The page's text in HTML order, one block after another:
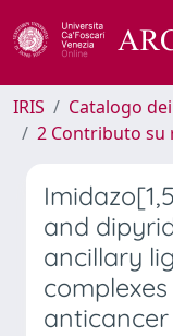
IRIS
Catalogo
2 Contributo su
and
ancillary